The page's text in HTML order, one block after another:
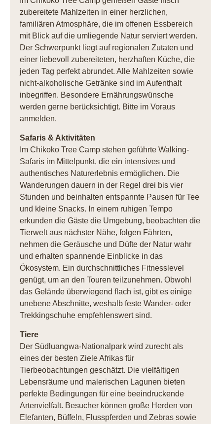
zubereitete Mahlzeiten in einer herzlichen,
familiären Atmosphäre, die im offenen Essbereich
mit Blick auf die umliegende Natur serviert werden.
Der Schwerpunkt liegt auf regionalen Zutaten und
einer liebevoll zubereiteten, herzhaften Küche, die
jeden Tag perfekt abrundet. Alle Mahlzeiten sowie
nicht-alkoholische Getränke sind im Aufenthalt
inbegriffen. Besondere Ernährungswünsche
werden gerne berücksichtigt. Bitte im Voraus
anmelden.
Safaris & Aktivitäten
Im Chikoko Tree Camp stehen geführte Walking-
Safaris im Mittelpunkt, die ein intensives und
authentisches Naturerlebnis ermöglichen. Die
Wanderungen dauern in der Regel drei bis vier
Stunden und beinhalten entspannte Pausen für Tee
und kleine Snacks. In einem ruhigen Tempo
erkunden die Gäste die Umgebung, beobachten die
Tierwelt aus nächster Nähe, folgen Fährten,
nehmen die Geräusche und Düfte der Natur wahr
und erhalten spannende Einblicke in das
Ökosystem. Ein durchschnittliches Fitnesslevel
genügt, um an den Touren teilzunehmen. Obwohl
das Gelände überwiegend flach ist, gibt es einige
unebene Abschnitte, weshalb feste Wander- oder
Trekkingschuhe empfehlenswert sind.
Tiere
Der Südluangwa-Nationalpark wird zurecht als
eines der besten Ziele Afrikas für
Tierbeobachtungen geschätzt. Die vielfältigen
Lebensräume und malerischen Lagunen bieten
perfekte Bedingungen für eine beeindruckende
Artenvielfalt. Besucher können große Herden von
Elefanten, Büffeln, Flusspferden und Zebras sowie